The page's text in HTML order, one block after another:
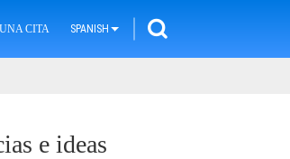
CITA SPANISH
e ideas